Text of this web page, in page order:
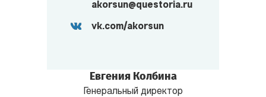
akorsun@questoria.ru
vk.com/akorsun
Евгения Колбина
Генеральный директор